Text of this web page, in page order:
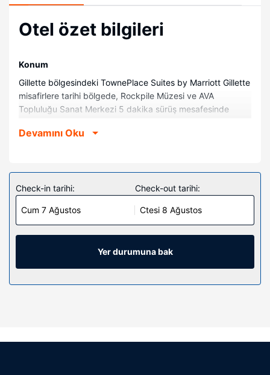
Otel özet bilgileri
Konum
Gillette bölgesindeki TownePlace Suites by Marriott Gillette
misafirlere tarihi bölgede, Rockpile Müzesi ve AVA
Topluluğu Sanat Merkezi 5 dakika sürüş mesafesinde
mi (1,9 km) ve Bell Nob Golf Club ile 2,5 mi (4 km)
Misafirlerimizin konforu ve rahatı için 85 odada mutfak,
buzdolabı ve fırınlar bulunmaktadır. Misafirlerin iyi vakit
geçirmesi için kablolu TV kanalları olan 32-inç akıllı
televizyon ve ücretsiz kablosuz internet vardır.
Misafirlerimize mikrodalga fırın, kahve/çay makinesi ve
telefon ile ücretsiz şehir içi telefon görüşmesi imkânlar ve
Otelin güzelliği
Devamını Oku
Check-in tarihi:
Cum 7 Ağustos
Check-out tarihi:
Ctesi 8 Ağustos
Yer durumuna bak